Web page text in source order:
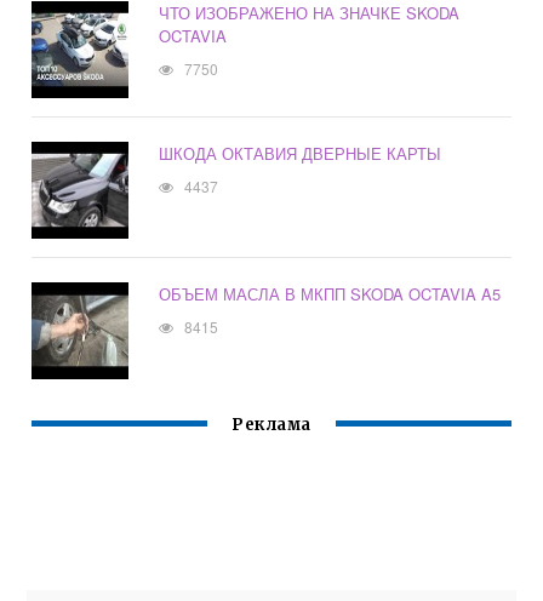
ЧТО ИЗОБРАЖЕНО НА ЗНАЧКЕ SKODA
OCTAVIA
7750
ШКОДА ОКТАВИЯ ДВЕРНЫЕ КАРТЫ
4437
ОБЪЕМ МАСЛА В МКПП SKODA OCTAVIA A5
8415
Реклама